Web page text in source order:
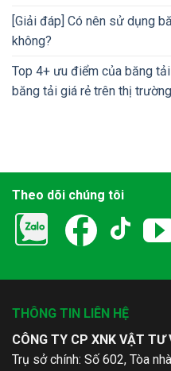
[Giải đáp] Có nên sử dụng
không?
Top 4+ ưu điểm của băng
băng tải giá rẻ trên thị trường
Theo dõi chúng tôi
THÔNG TIN LIÊN HỆ
CÔNG TY CP XNK VẬT
Trụ sở chính: Số 602, Tòa